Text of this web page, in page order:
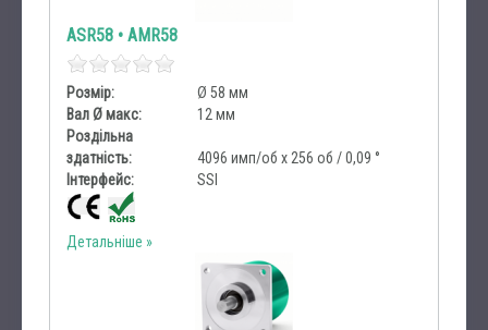
ASR58 • AMR58
Розмір:
Ø 58 мм
Вал Ø макс:
12 мм
Роздільна
здатність:
4096 имп/об х 256 об / 0,09 °
Інтерфейс:
SSI
Детальніше